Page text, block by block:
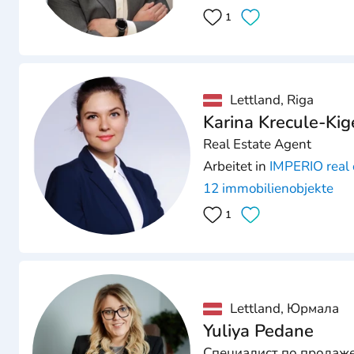
1
Lettland, Riga
Karina Krecule-
Real Estate Agent
Arbeitet in IMPERIO
12 immobilienobjekte
1
Lettland, Юрмала
Yuliya Pedane